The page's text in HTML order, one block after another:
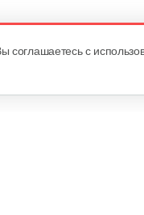
соглашаетесь с